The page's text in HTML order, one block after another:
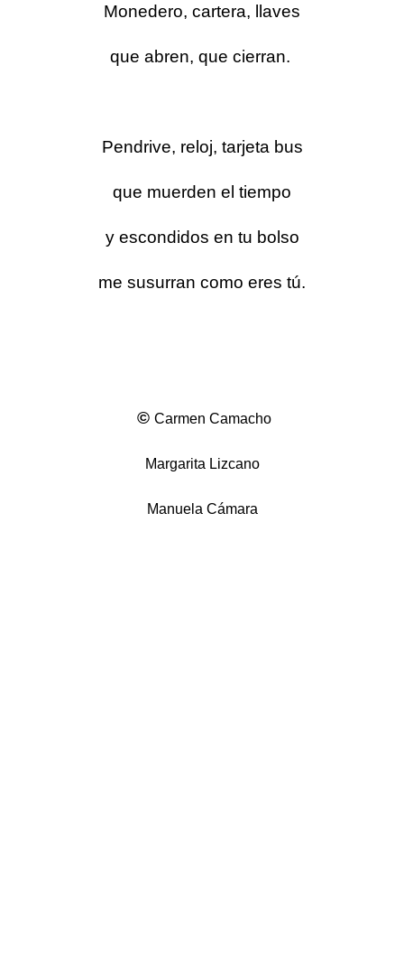
Monedero, cartera, llaves
que abren, que cierran.
Pendrive, reloj, tarjeta bus
que muerden el tiempo
y escondidos en tu bolso
me susurran como eres tú.
© Carmen Camacho
Margarita Lizcano
Manuela Cámara